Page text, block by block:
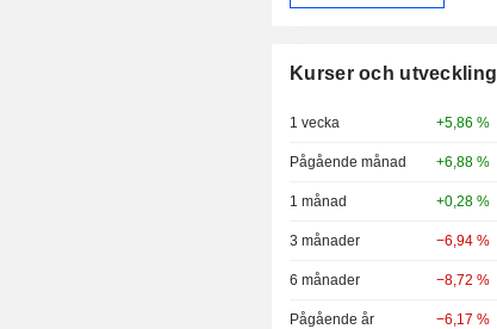
Kurser och utveckling
1 vecka +5,86 %
Pågående månad +6,88 %
1 månad +0,28 %
3 månader −6,94 %
6 månader −8,72 %
Pågående år −6,17 %